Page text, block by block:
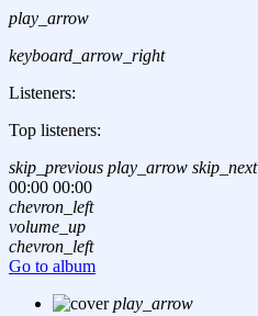
play_arrow
keyboard_arrow_right
Listeners:
Top listeners:
skip_previous play_arrow skip_next
00:00 00:00
chevron_left
volume_up
chevron_left
Go to album
play_arrow